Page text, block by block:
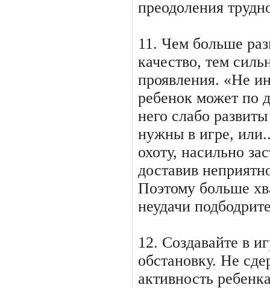
преодоления
11. Чем больше
качество, тем
проявления. «Не
ребенок может по
него слабо
нужны в игре,
охоту, насильно
доставив
Поэтому больше
неудачи
12. Создавайте в
обстановку. Не
активность